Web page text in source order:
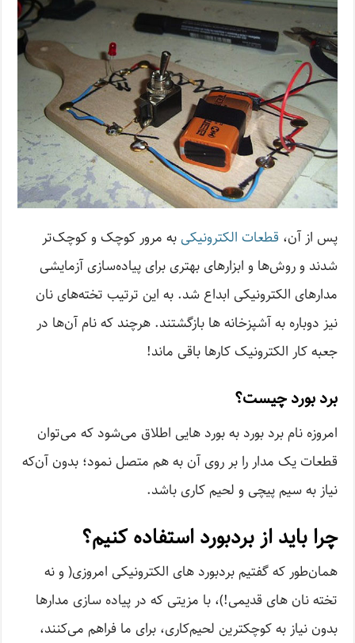
پس از آن، قطعات الکترونیکی به مرور کوچک و کوچک‌تر
شدند و روش‌ها و ابزارهای بهتری برای پیاده‌سازی آزمایشی
مدارهای الکترونیکی ابداع شد. به این ترتیب تخته‌های نان
نیز دوباره به آشپزخانه ها بازگشتند. هرچند که نام آن‌ها در
جعبه کار الکترونیک کارها باقی ماند!
برد بورد چیست؟
امروزه نام برد بورد به بورد هایی اطلاق می‌شود که می‌توان
قطعات یک مدار را بر روی آن به هم متصل نمود؛ بدون آن‌که
نیاز به سیم پیچی و لحیم کاری باشد.
چرا باید از بردبورد استفاده کنیم؟
همان‌طور که گفتیم بردبورد های الکترونیکی امروزی( و نه
تخته نان های قدیمی!)، با مزیتی که در پیاده سازی مدارها
بدون نیاز به کوچکترین لحیم‌کاری، برای ما فراهم می‌کنند،